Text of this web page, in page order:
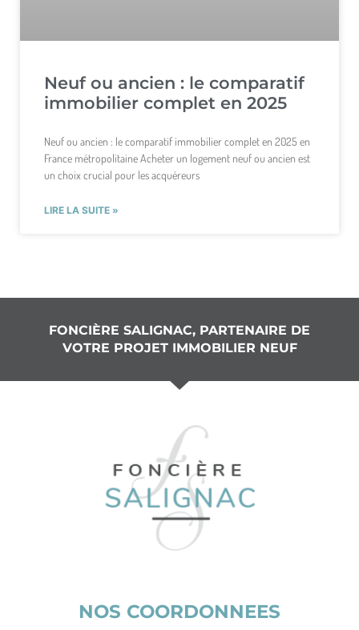
Neuf ou ancien : le comparatif
immobilier complet en 2025
Neuf ou ancien : le comparatif immobilier complet en 2025 en
France métropolitaine Acheter un logement neuf ou ancien est
un choix crucial pour les acquéreurs
LIRE LA SUITE »
FONCIÈRE SALIGNAC, PARTENAIRE DE
VOTRE PROJET IMMOBILIER NEUF
NOS COORDONNEES